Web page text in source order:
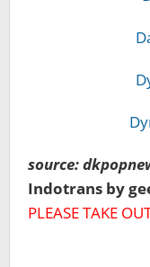
source:
Indotrans by
PLEASE TAKE